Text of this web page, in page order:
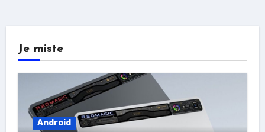
Je miste
Android